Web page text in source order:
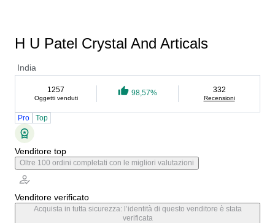
H U Patel Crystal And Articals
India
1257
Oggetti venduti
98,57% 332
Recensioni
Pro Top
Venditore top
Oltre 100 ordini completati con le migliori valutazioni
Venditore verificato
Acquista in tutta sicurezza: l’identità di questo venditore è stata
verificata